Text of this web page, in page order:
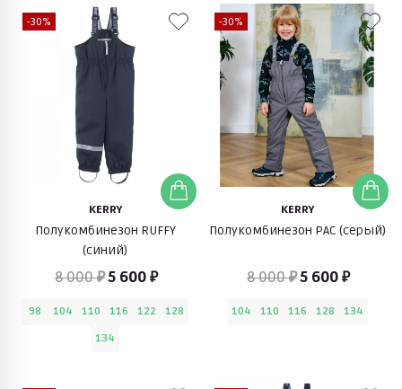
-30%
KERRY
Полукомбинезон RUFFY
(синий)
8 000 ₽5 600 ₽
98 104 110 116 122
128
134
-30%
KERRY
Полукомбинезон PAC (серый)
8 000 ₽5 600 ₽
104 110 116 128 134